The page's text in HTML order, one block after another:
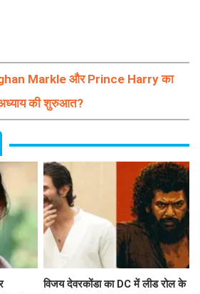
Markle और Prince Harry का
की शुरुआत?
विजय देवरकोंडा का DC में लीड रोल के